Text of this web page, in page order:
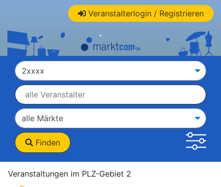
Veranstalterlogin / Registrieren
Finden
Veranstaltungen im PLZ-Gebiet 2